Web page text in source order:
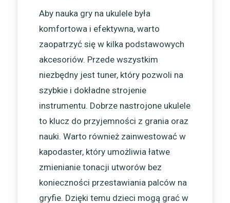
Aby nauka gry na ukulele była
komfortowa i efektywna, warto
zaopatrzyć się w kilka podstawowych
akcesoriów. Przede wszystkim
niezbędny jest tuner, który pozwoli na
szybkie i dokładne strojenie
instrumentu. Dobrze nastrojone ukulele
to klucz do przyjemności z grania oraz
nauki. Warto również zainwestować w
kapodaster, który umożliwia łatwe
zmienianie tonacji utworów bez
konieczności przestawiania palców na
gryfie. Dzięki temu dzieci mogą grać w